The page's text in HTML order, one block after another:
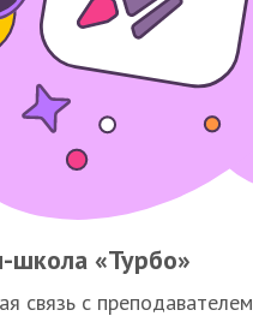
школа «Турбо»
связь с преподавателем